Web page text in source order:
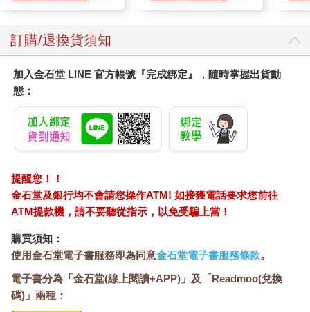
訂購/退換貨須知
加入金石堂 LINE 官方帳號『完成綁定』，隨時掌握出貨動
態：
提醒您！！
金石堂及銀行均不會請您操作ATM! 如接獲電話要求您前往
ATM提款機，請不要聽從指示，以免受騙上當！
購買須知：
使用金石堂電子書服務即為同意金石堂電子書服務條款。
電子書分為「金石堂(線上閱讀+APP)」及「Readmoo(兌換
碼)」兩種：